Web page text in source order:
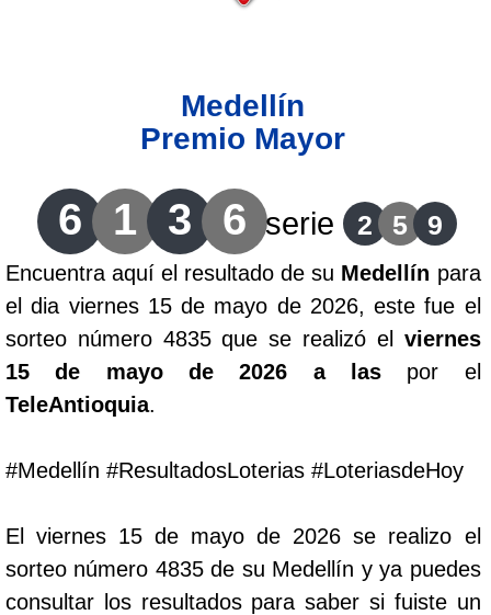
Lotería de Santander
Lotería del Cauca
Lotería de Boyaca
Extra de Colombia
Antioqueñita Día
Astro Luna
Medellín
Premio Mayor
6 1 3 6 serie 2 5 9
Encuentra aquí el resultado de su Medellín para
el dia viernes 15 de mayo de 2026, este fue el
sorteo número 4835 que se realizó el viernes
15 de mayo de 2026 a las por el
TeleAntioquia.
#Medellín #ResultadosLoterias #LoteriasdeHoy
El viernes 15 de mayo de 2026 se realizo el
sorteo número 4835 de su Medellín y ya puedes
consultar los resultados para saber si fuiste un